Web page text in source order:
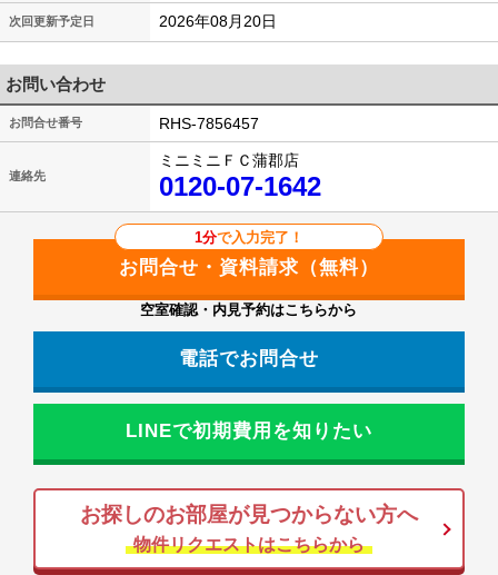
次回更新予定日 2026年08月20日
お問い合わせ
お問合せ番号 RHS-7856457
連絡先
ミニミニＦＣ蒲郡店
0120-07-1642
1分で入力完了！
空室確認・内見予約はこちらから
電話でお問合せ
LINEで初期費用を知りたい
お探しのお部屋が見つからない方へ
物件リクエストはこちらから